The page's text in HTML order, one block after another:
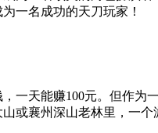
一名成功的天刀玩家！
一天能赚100元。但作为
或襄州深山老林里，一